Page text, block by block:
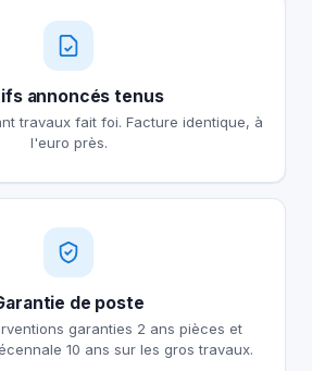
annoncés tenus
travaux fait foi. Facture identique, à
l'euro près.
de poste
garanties 2 ans pièces et
10 ans sur les gros travaux.